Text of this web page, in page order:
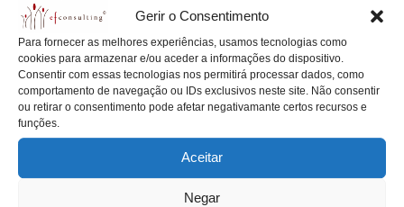
Gerir o Consentimento
Para fornecer as melhores experiências, usamos tecnologias como
cookies para armazenar e/ou aceder a informações do dispositivo.
Consentir com essas tecnologias nos permitirá processar dados, como
comportamento de navegação ou IDs exclusivos neste site. Não consentir
ou retirar o consentimento pode afetar negativamante certos recursos e
funções.
Aceitar
Negar
p
t
Posted
in
Artigos
Sobrinho (Dimas) sucede a sobrinho
(Isidoro) do fundador do El Corte